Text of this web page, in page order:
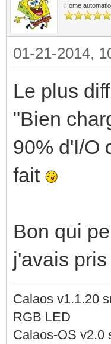
Home
01-21-2014,
Le plus
"Bien
90% d'I/O
fait
Bon qui
j'avais
Calaos v1.1.20
RGB LED
Calaos-OS v2.0